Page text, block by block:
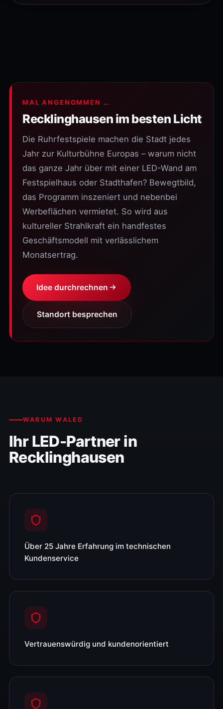
MAL ANGENOMMEN …
Recklinghausen im besten Licht
Die Ruhrfestspiele machen die Stadt jedes
Jahr zur Kulturbühne Europas – warum nicht
das ganze Jahr über mit einer LED-Wand am
Festspielhaus oder Stadthafen? Bewegtbild,
das Programm inszeniert und nebenbei
Werbeflächen vermietet. So wird aus
kultureller Strahlkraft ein handfestes
Geschäftsmodell mit verlässlichem
Monatsertrag.
Idee durchrechnen
Standort besprechen
WARUM WALED
Ihr LED-Partner in
Recklinghausen
Über 25 Jahre Erfahrung im technischen
Kundenservice
Vertrauenswürdig und kundenorientiert